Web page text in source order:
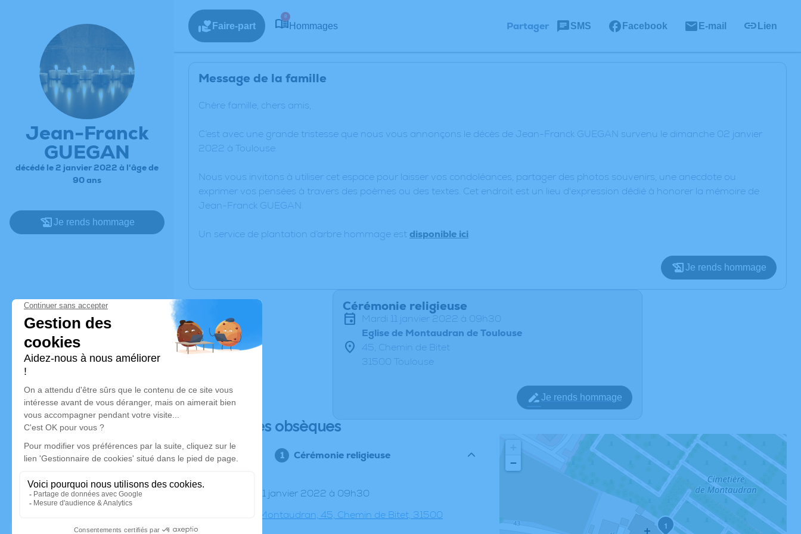
Jean-Franck
GUEGAN
décédé le 2 janvier 2022 à l'âge de
90 ans
Je rends hommage
Faire-part
8
Hommages Partager SMS Facebook E-mail Lien
Message de la famille
Chère famille, chers amis,
C’est avec une grande tristesse que nous vous annonçons le décès de Jean-Franck GUEGAN survenu le dimanche 02 janvier
2022 à Toulouse.
Nous vous invitons à utiliser cet espace pour laisser vos condoléances, partager des photos souvenirs, une anecdote ou
exprimer vos pensées à travers des poèmes ou des textes. Cet endroit est un lieu d'expression dédié à honorer la mémoire de
Jean-Franck GUEGAN.
Un service de plantation d’arbre hommage est disponible ici
Je rends hommage
Cérémonie religieuse
mardi 11 janvier 2022 à 09h30
Eglise de Montaudran de Toulouse
45, Chemin de Bitet
31500 Toulouse
Je rends hommage
Déroulé des obsèques
Cérémonie religieuse
Le mardi 11 janvier 2022 à 09h30
Eglise de Montaudran, 45, Chemin de Bitet, 31500
1
−